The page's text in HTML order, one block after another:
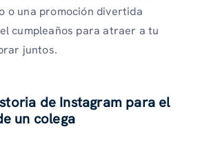
o una promoción divertida
cumpleaños para atraer a tu
juntos.
de Instagram para el
un colega